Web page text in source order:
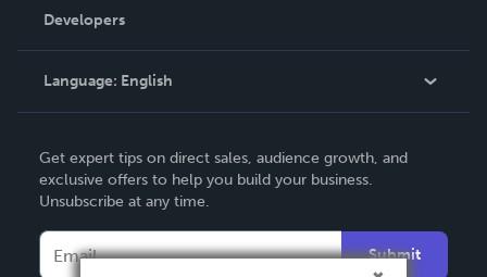
Podcast
Order Lookup
Knowledge Base
Contact Support
Developers
Language: English
Deutsch
Français
Get expert tips on direct sales, audience growth, and
exclusive offers to help you build your business.
Unsubscribe at any time.
Submit